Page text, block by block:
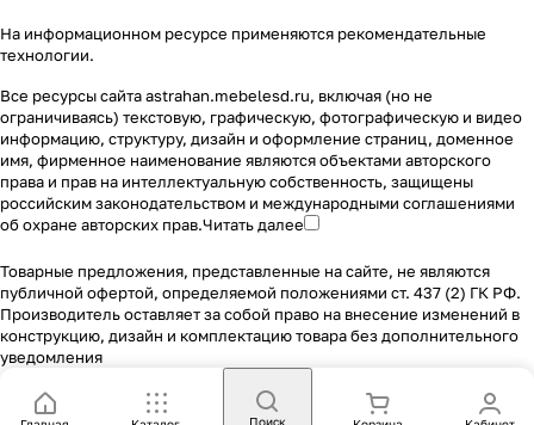
На информационном ресурсе применяются рекомендательные
технологии.
Все ресурсы сайта astrahan.mebelesd.ru, включая (но не
ограничиваясь) текстовую, графическую, фотографическую и видео
информацию, структуру, дизайн и оформление страниц, доменное
имя, фирменное наименование являются объектами авторского
права и прав на интеллектуальную собственность, защищены
российским законодательством и международными соглашениями
об охране авторских прав.Читать далее
Товарные предложения, представленные на сайте, не являются
публичной офертой, определяемой положениями ст. 437 (2) ГК РФ.
Производитель оставляет за собой право на внесение изменений в
конструкцию, дизайн и комплектацию товара без дополнительного
уведомления
Поиск